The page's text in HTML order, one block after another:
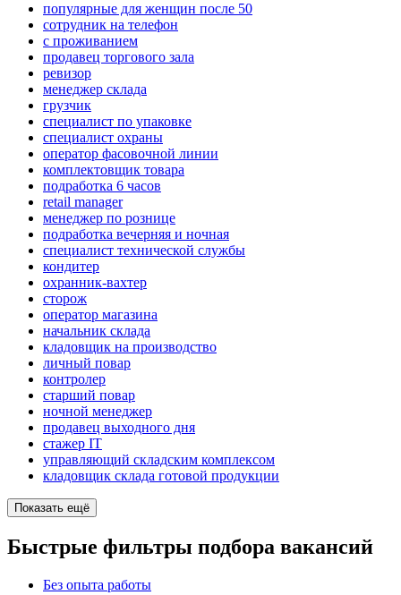
популярные для женщин после 50
сотрудник на телефон
с проживанием
продавец торгового зала
ревизор
менеджер склада
грузчик
специалист по упаковке
специалист охраны
оператор фасовочной линии
комплектовщик товара
подработка 6 часов
retail manager
менеджер по рознице
подработка вечерняя и ночная
специалист технической службы
кондитер
охранник-вахтер
сторож
оператор магазина
начальник склада
кладовщик на производство
личный повар
контролер
старший повар
ночной менеджер
продавец выходного дня
стажер IT
управляющий складским комплексом
кладовщик склада готовой продукции
Показать ещё
Быстрые фильтры подбора вакансий
Без опыта работы